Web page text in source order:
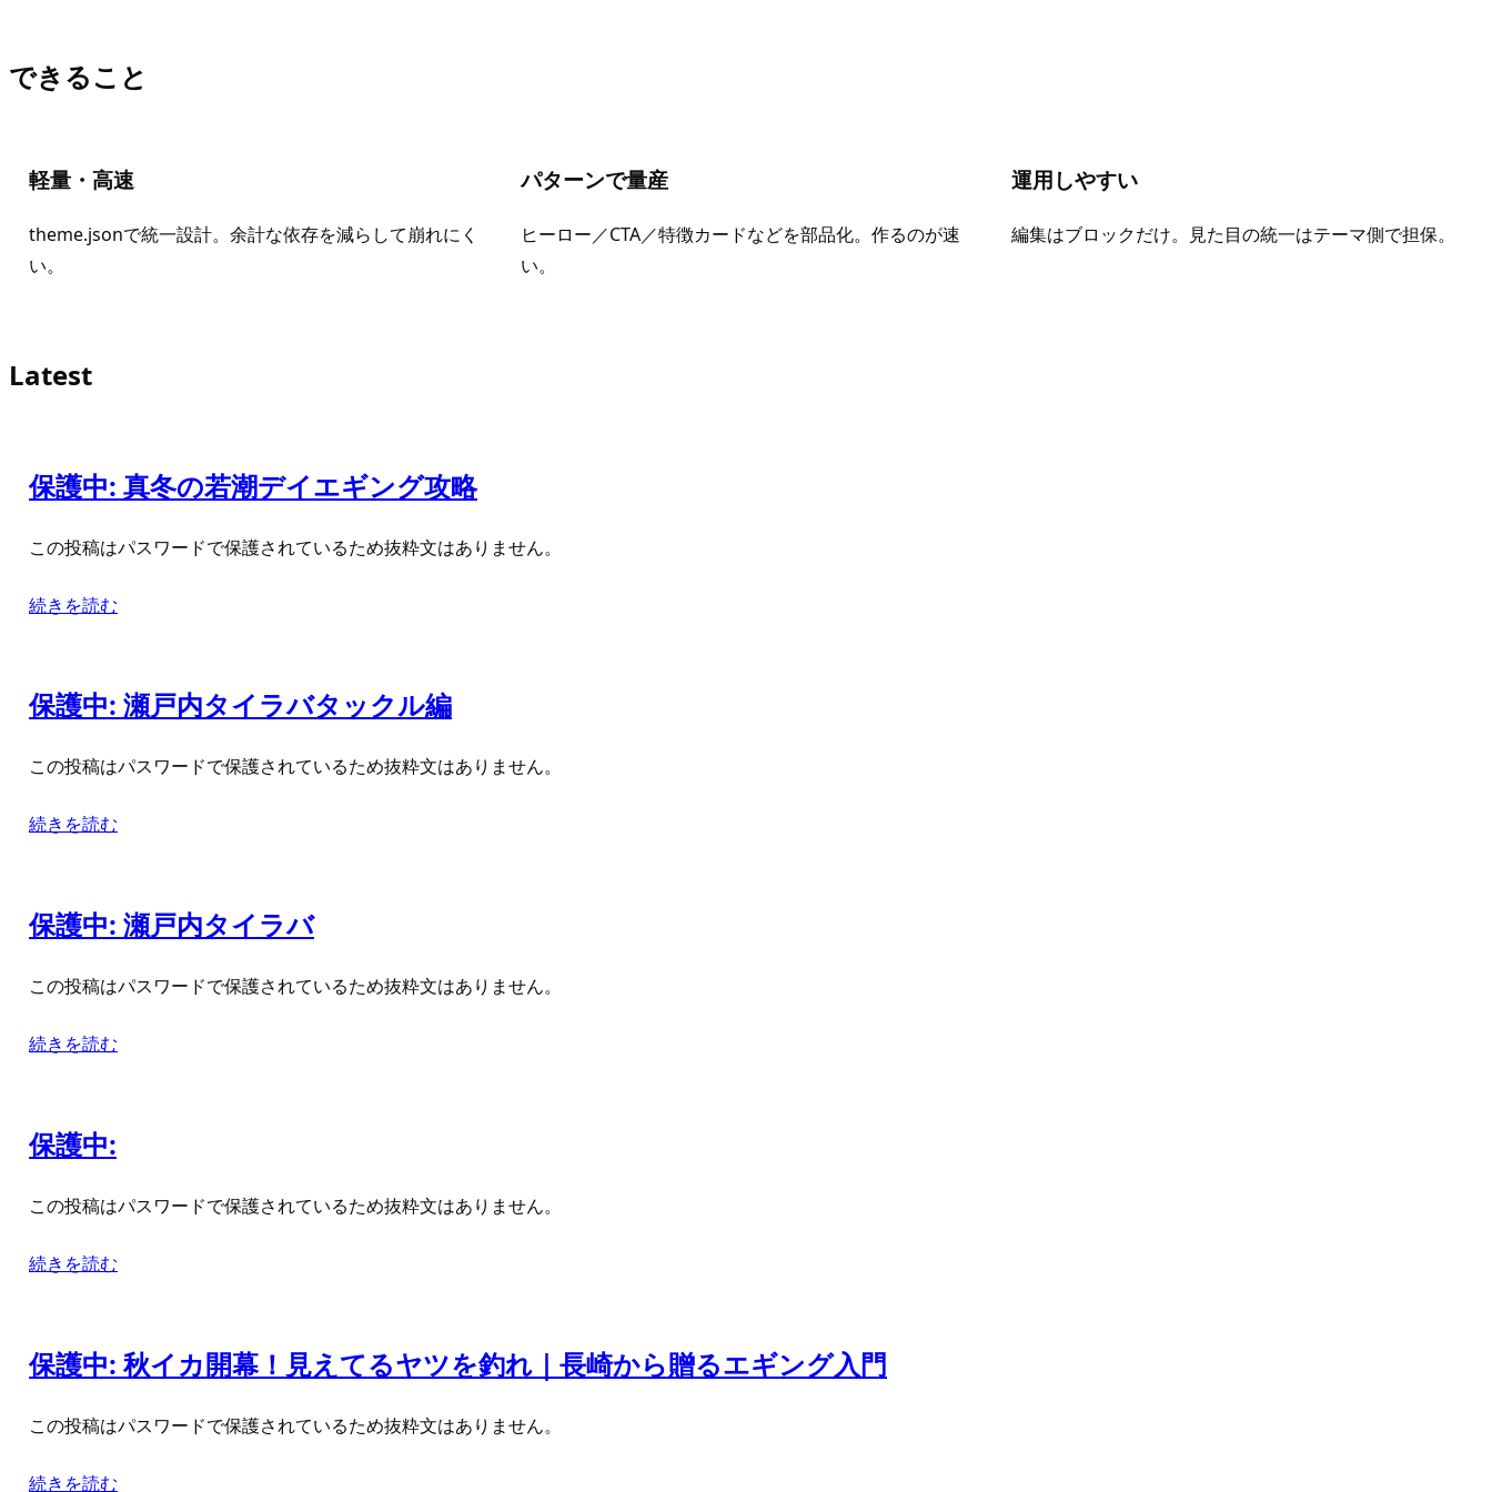
できること
軽量・高速
theme.jsonで統一設計。余計な依存を減らして崩れにく
い。
パターンで量産
ヒーロー／CTA／特徴カードなどを部品化。作るのが速
い。
運用しやすい
編集はブロックだけ。見た目の統一はテーマ側で担保。
Latest
保護中: 真冬の若潮デイエギング攻略
この投稿はパスワードで保護されているため抜粋文はありません。
続きを読む
保護中: 瀬戸内タイラバタックル編
この投稿はパスワードで保護されているため抜粋文はありません。
続きを読む
保護中: 瀬戸内タイラバ
この投稿はパスワードで保護されているため抜粋文はありません。
続きを読む
保護中:
この投稿はパスワードで保護されているため抜粋文はありません。
続きを読む
保護中: 秋イカ開幕！見えてるヤツを釣れ｜長崎から贈るエギング入門
この投稿はパスワードで保護されているため抜粋文はありません。
続きを読む